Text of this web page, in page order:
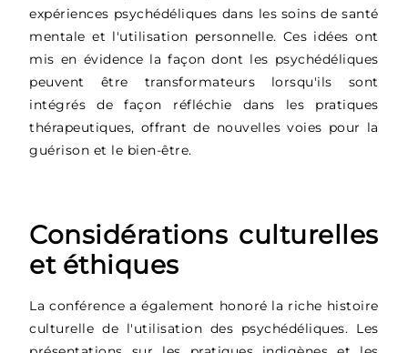
expériences psychédéliques dans les soins de santé
mentale et l'utilisation personnelle. Ces idées ont
mis en évidence la façon dont les psychédéliques
peuvent être transformateurs lorsqu'ils sont
intégrés de façon réfléchie dans les pratiques
thérapeutiques, offrant de nouvelles voies pour la
guérison et le bien-être.
Considérations culturelles
et éthiques
La conférence a également honoré la riche histoire
culturelle de l'utilisation des psychédéliques. Les